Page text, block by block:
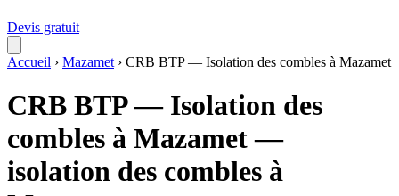
Devis gratuit
Accueil › Mazamet › CRB BTP — Isolation des combles à Mazamet
CRB BTP — Isolation des
combles à Mazamet —
isolation des combles à